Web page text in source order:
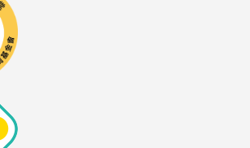
http://seedschool.sunflower.org.tw/